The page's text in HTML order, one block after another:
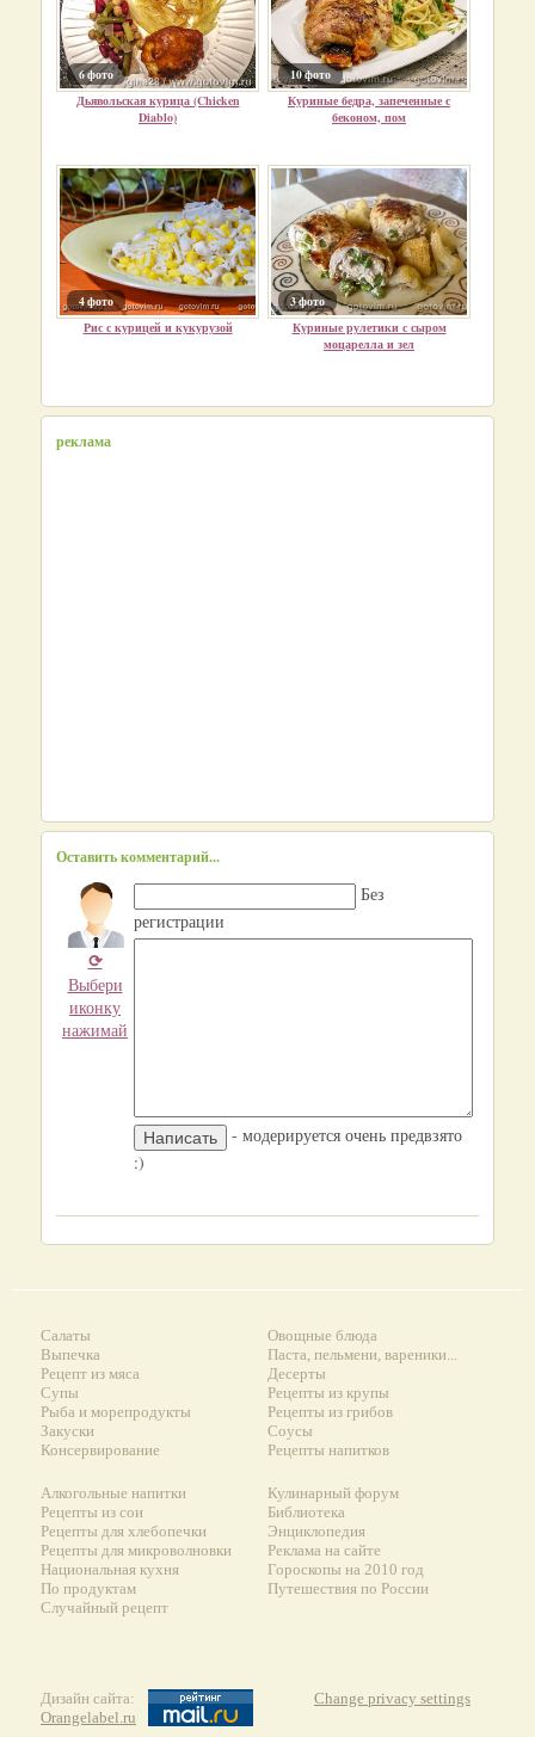
6 фото
Дьявольская курица (Chicken
Diablo)
10 фото
Куриные бедра, запеченные с
беконом, пом
4 фото
Рис с курицей и кукурузой
3 фото
Куриные рулетики с сыром
моцарелла и зел
реклама
Оставить комментарий...
⟳
Выбери
иконку
нажимай
Без
регистрации
- модерируется очень предвзято
:)
Салаты
Выпечка
Рецепт из мяса
Супы
Рыба и морепродукты
Закуски
Консервирование
Овощные блюда
Паста, пельмени, вареники...
Десерты
Рецепты из крупы
Рецепты из грибов
Соусы
Рецепты напитков
Алкогольные напитки
Рецепты из сои
Рецепты для хлебопечки
Рецепты для микроволновки
Национальная кухня
По продуктам
Случайный рецепт
Кулинарный форум
Библиотека
Энциклопедия
Реклама на сайте
Гороскопы на 2010 год
Путешествия по России
Дизайн сайта:
Orangelabel.ru
Change privacy settings